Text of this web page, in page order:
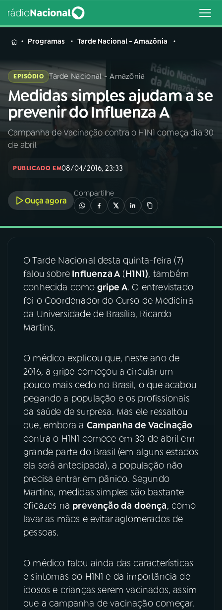
MENU
Buscar
na
Rádio
Nacional
Buscar
04PROGRAMAS
05 PODCASTS
07ÚLTIMAS
08FESTIVAL DE MÚSICA
ACOMPANHE A RÁDIO NACIONAL
YouTube Facebook
Instagram X
Programas Tarde Nacional - Amazônia
EPISÓDIO Tarde Nacional - Amazônia
Medidas simples ajudam a se
prevenir do Influenza A
Campanha de Vacinação contra o H1N1 começa dia 30
de abril
PUBLICADO EM08/04/2016, 23:33
Ouça agora
Compartilhe
O Tarde Nacional desta quinta-feira (7)
falou sobreInfluenza A (H1N1), também
conhecida como gripe A. O entrevistado
foi o Coordenador do Curso de Medicina
da Universidade de Brasília, Ricardo
Martins.
O médico explicou que, neste ano de
2016, a gripe começou a circular um
pouco mais cedo no Brasil, o que acabou
pegando a população e os profissionais
da saúde de surpresa. Mas ele ressaltou
que, embora a Campanha de Vacinação
contra o H1N1 comece em 30 de abril em
grande parte do Brasil (em alguns estados
ela será antecipada), a população não
precisa entrar em pânico. Segundo
Martins, medidas simples são bastante
eficazes na prevenção da doença, como
lavar as mãos e evitar aglomerados de
pessoas.
O médico falou ainda das características
e sintomas do H1N1 e da importância de
idosos e crianças serem vacinados, assim
que a campanha de vacinação começar.